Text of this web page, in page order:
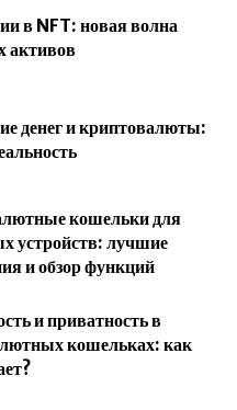
в NFT: новая волна
активов
денег и криптовалюты:
кошельки для
устройств: лучшие
и обзор функций
и приватность в
кошельках: как